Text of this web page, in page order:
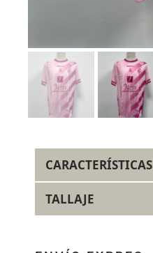
CARACTERÍSTICAS
TALLAJE